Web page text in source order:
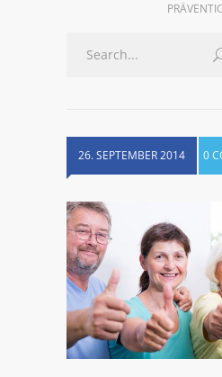
26. SEPTEMBER 2014 0